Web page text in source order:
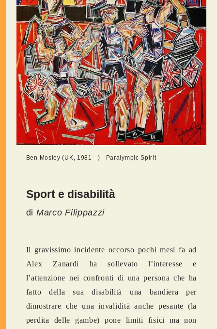
Ben Mosley (UK, 1981 - ) - Paralympic Spirit
Sport e disabilità
di Marco Filippazzi
Il gravissimo incidente occorso pochi mesi fa ad
Alex Zanardi ha sollevato l’interesse e
l’attenzione nei confronti di una persona che ha
fatto della sua disabilità una bandiera per
dimostrare che una invalidità anche pesante (la
perdita delle gambe) pone limiti fisici ma non